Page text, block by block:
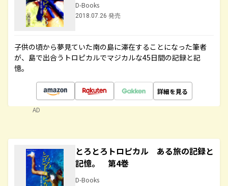
D-Books
2018.07.26 発売
子供の頃から夢見ていた南の島に滞在することになった筆者
が、島で出合うトロピカルでマジカルな45日間の記録と記
憶。
詳細を見る
AD
とろとろトロピカル ある旅の記録と
記憶。 第4巻
D-Books